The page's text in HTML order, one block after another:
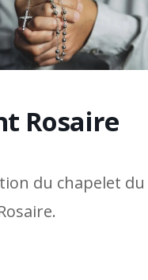
Rosaire
du chapelet du